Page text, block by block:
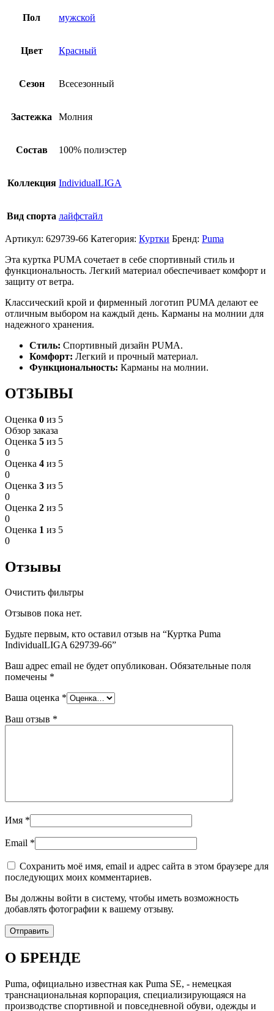
Пол мужской
Цвет Красный
Сезон Всесезонный
Застежка Молния
Состав 100% полиэстер
Коллекция IndividualLIGA
Вид спорта лайфстайл
Артикул: 629739-66 Категория: Куртки Бренд: Puma
Эта куртка PUMA сочетает в себе спортивный стиль и
функциональность. Легкий материал обеспечивает комфорт и
защиту от ветра.
Классический крой и фирменный логотип PUMA делают ее
отличным выбором на каждый день. Карманы на молнии для
надежного хранения.
Стиль: Спортивный дизайн PUMA.
Комфорт: Легкий и прочный материал.
Функциональность: Карманы на молнии.
ОТЗЫВЫ
Оценка 0 из 5
Обзор заказа
Оценка 5 из 5
0
Оценка 4 из 5
0
Оценка 3 из 5
0
Оценка 2 из 5
0
Оценка 1 из 5
0
Отзывы
Очистить фильтры
Отзывов пока нет.
Будьте первым, кто оставил отзыв на “Куртка Puma
IndividualLIGA 629739-66”
Ваш адрес email не будет опубликован. Обязательные поля
помечены *
Ваша оценка *
Ваш отзыв *
Имя *
Email *
Сохранить моё имя, email и адрес сайта в этом браузере для
последующих моих комментариев.
Вы должны войти в систему, чтобы иметь возможность
добавлять фотографии к вашему отзыву.
О БРЕНДЕ
Puma, официально известная как Puma SE, - немецкая
транснациональная корпорация, специализирующаяся на
производстве спортивной и повседневной обуви, одежды и